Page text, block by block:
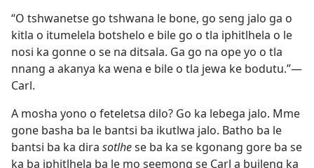
“O tshwanetse go tshwana le bone, go seng jalo ga o
kitla o itumelela botshelo e bile go o tla iphitlhela o le
nosi ka gonne o se na ditsala. Ga go na ope yo o tla
nnang a akanya ka wena e bile o tla jewa ke bodutu.”​—
Carl.
A mosha yono o feteletsa dilo? Go ka lebega jalo. Mme
gone basha ba le bantsi ba ikutlwa jalo. Batho ba le
bantsi ba ka dira sotlhese ba ka se kgonang gore ba se
ka ba iphitlhela ba le mo seemong se Carl a buileng ka